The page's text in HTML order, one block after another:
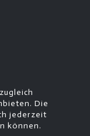
Die
jederzeit
können.